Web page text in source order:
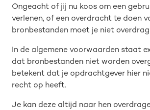
Ongeacht of jij nu koos om een
verlenen, of een overdracht te doen
bronbestanden moet je niet
In de algemene voorwaarden staat
dat bronbestanden niet worden
betekent dat je opdrachtgever hier
recht op heeft.
Je kan deze altijd naar hen